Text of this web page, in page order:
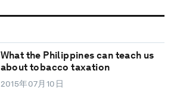
What the Philippines can teach us
about tobacco taxation
2015年07月10日